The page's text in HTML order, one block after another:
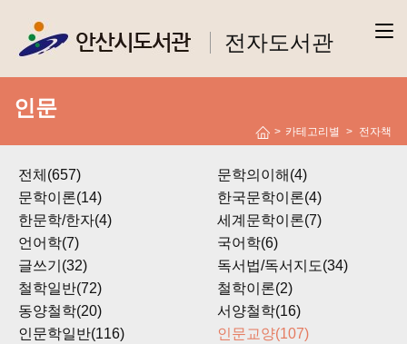
전자도서관
인문
> 카테고리별 > 전자책
전체(657)
문학의이해(4)
문학이론(14)
한국문학이론(4)
한문학/한자(4)
세계문학이론(7)
언어학(7)
국어학(6)
글쓰기(32)
독서법/독서지도(34)
철학일반(72)
철학이론(2)
동양철학(20)
서양철학(16)
인문학일반(116)
인문교양(107)